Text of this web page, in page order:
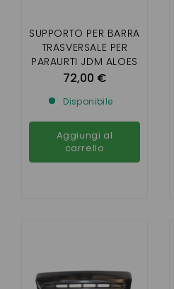
SUPPORTO PER BARRA
TRASVERSALE PER
PARAURTI JDM ALOES
72,00 €
Disponibile
Aggiungi al
carrello